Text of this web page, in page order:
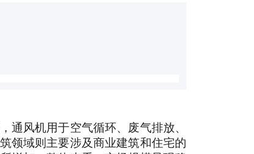
通风机用于空气循环、废气排放、
领域则主要涉及商业建筑和住宅的